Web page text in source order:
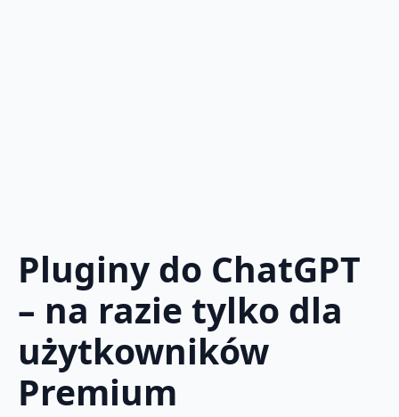
Pluginy do ChatGPT
– na razie tylko dla
użytkowników
Premium